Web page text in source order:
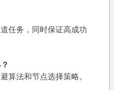
任务，同时保证高成功
算法和节点选择策略。